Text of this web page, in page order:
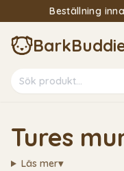
Beställning
15%
Tures
Läs mer▾